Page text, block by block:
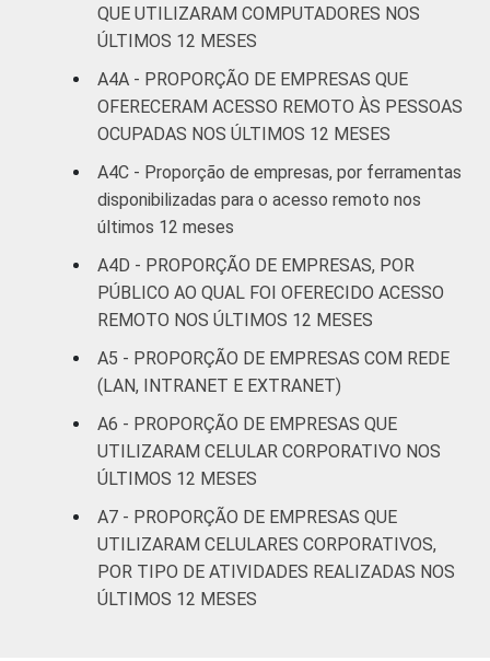
científicas e
técnicas;
atividades
administrativas
e serviços
complentares
15 11
Informação e
comunicação
3 10
Artes, cultura,
esporte e
recreação;
outras
atividades de
serviços
1Base: 7.010 empresas que declararam
utilizar computador, com 10 ou mais pessoas
ocupadas e que constituem os seguintes
segmentos da CNAE 2.0 (C, F, G, H, I, J, L, M,
N, R e S). Dados coletados entre setembro
de 2014 e fevereiro de 2015.
QUE UTILIZARAM COMPUTADORES NOS
ÚLTIMOS 12 MESES
A4A - PROPORÇÃO DE EMPRESAS QUE
OFERECERAM ACESSO ‏REMOTO ÀS PESSOAS
OCUPADAS NOS ÚLTIMOS 12 MESES
A4C - Proporção de empresas, por ferramentas
disponibilizadas para o acesso remoto nos
últimos 12 meses
A4D - PROPORÇÃO DE EMPRESAS, POR
PÚBLICO AO QUAL FOI OFERECIDO ACESSO
REMOTO NOS ÚLTIMOS 12 MESES
A5 - PROPORÇÃO DE EMPRESAS COM REDE
(LAN, INTRANET E EXTRANET)
A6 - PROPORÇÃO DE EMPRESAS QUE
UTILIZARAM CELULAR CORPORATIVO NOS
ÚLTIMOS 12 MESES
A7 - PROPORÇÃO DE EMPRESAS QUE
UTILIZARAM CELULARES CORPORATIVOS,
POR TIPO DE ATIVIDADES REALIZADAS NOS
ÚLTIMOS 12 MESES